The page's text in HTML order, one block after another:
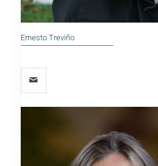
Ernesto Treviño